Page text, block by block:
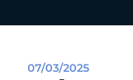
07/03/2025